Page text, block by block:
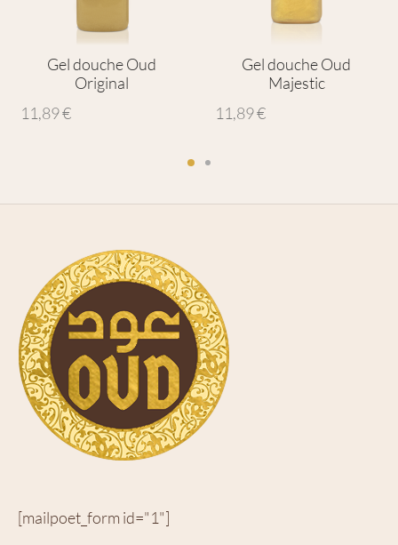
Gel douche Oud
Original
11,89€
Gel douche Oud
Majestic
11,89€
[mailpoet_form id="1"]